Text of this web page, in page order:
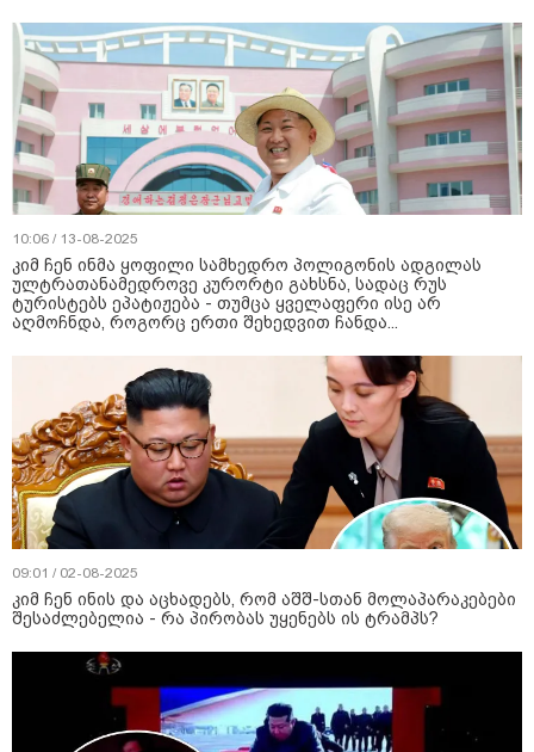
10:06 / 13-08-2025
კიმ ჩენ ინმა ყოფილი სამხედრო პოლიგონის ადგილას
ულტრათანამედროვე კურორტი გახსნა, სადაც რუს
ტურისტებს ეპატიჟება - თუმცა ყველაფერი ისე არ
აღმოჩნდა, როგორც ერთი შეხედვით ჩანდა...
09:01 / 02-08-2025
კიმ ჩენ ინის და აცხადებს, რომ აშშ-სთან მოლაპარაკებები
შესაძლებელია - რა პირობას უყენებს ის ტრამპს?